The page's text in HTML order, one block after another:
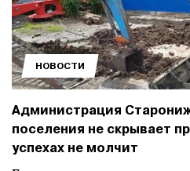
НОВОСТИ
Администрация
поселения не скрывает
успехах не молчит